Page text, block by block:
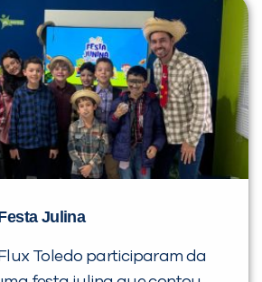
Julina
Toledo participaram da